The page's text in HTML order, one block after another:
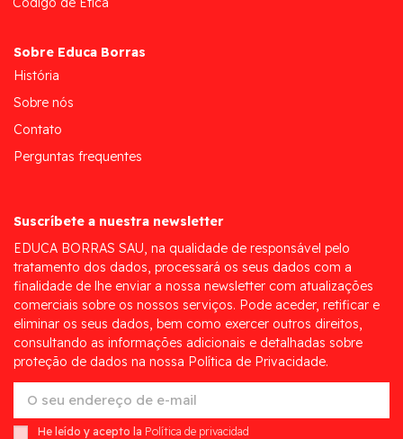
Sobre Educa Borras
História
Sobre nós
Contato
Perguntas frequentes
Suscríbete a nuestra newsletter
EDUCA BORRAS SAU, na qualidade de responsável pelo
tratamento dos dados, processará os seus dados com a
finalidade de lhe enviar a nossa newsletter com atualizações
comerciais sobre os nossos serviços. Pode aceder, retificar e
eliminar os seus dados, bem como exercer outros direitos,
consultando as informações adicionais e detalhadas sobre
proteção de dados na nossa Política de Privacidade.
He leído y acepto la Política de privacidad